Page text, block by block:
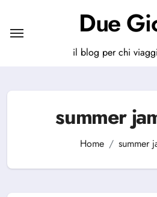
contenuto
Due
il blog per chi
summer
Home summer